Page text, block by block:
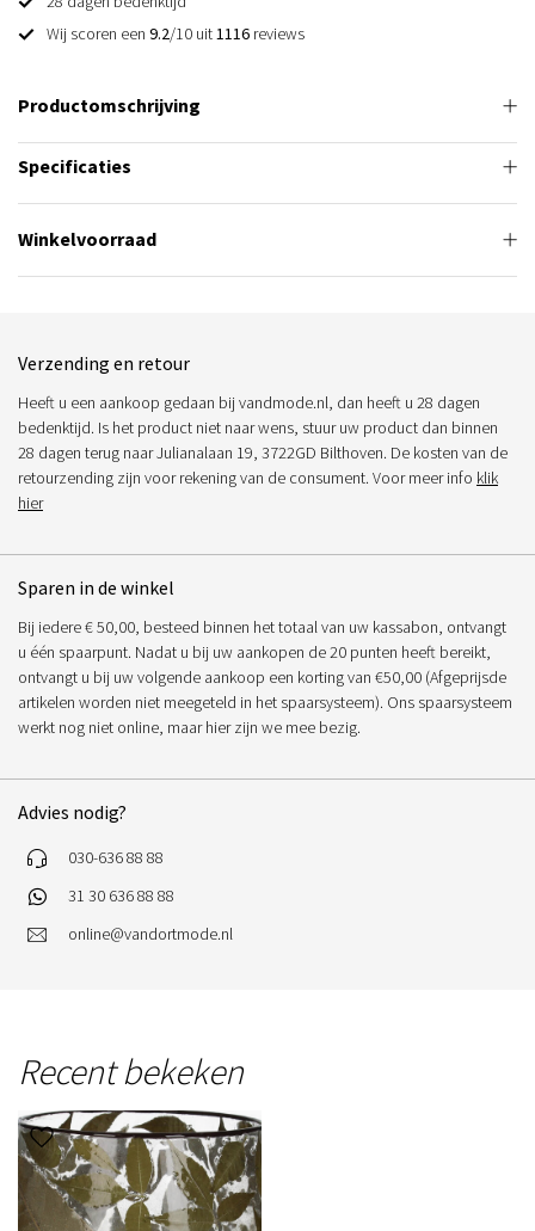
Wij scoren een 9.2/10 uit1116 reviews
Productomschrijving
Specificaties
Winkelvoorraad
Verzending en retour
Heeft u een aankoop gedaan bij vandmode.nl, dan heeft u 28 dagen
bedenktijd. Is het product niet naar wens, stuur uw product dan binnen
28 dagen terug naar Julianalaan 19, 3722GD Bilthoven. De kosten van de
retourzending zijn voor rekening van de consument. Voor meer info klik
hier
Sparen in de winkel
Bij iedere € 50,00, besteed binnen het totaal van uw kassabon, ontvangt
u één spaarpunt. Nadat u bij uw aankopen de 20 punten heeft bereikt,
ontvangt u bij uw volgende aankoop een korting van €50,00 (Afgeprijsde
artikelen worden niet meegeteld in het spaarsysteem). Ons spaarsysteem
werkt nog niet online, maar hier zijn we mee bezig.
Advies nodig?
030-636 88 88
31 30 636 88 88
online@vandortmode.nl
Recent bekeken